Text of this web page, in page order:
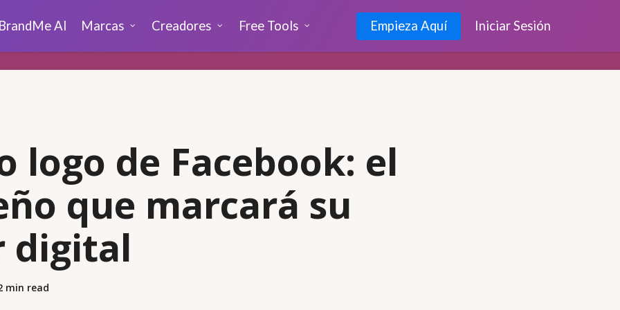
BrandMe AI Marcas Creadores Free Tools Empieza Aquí Iniciar Sesión
logo de Facebook: el
que marcará su
digital
min read